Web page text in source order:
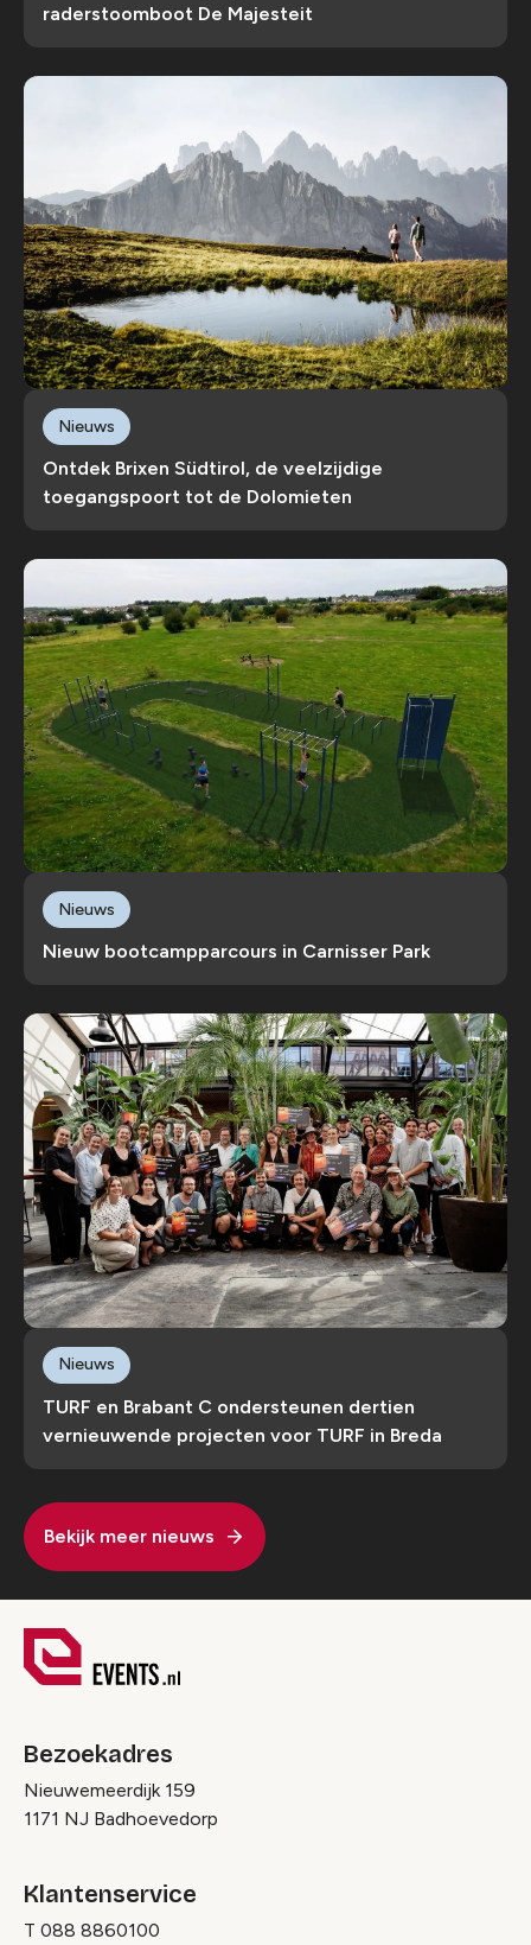
raderstoomboot De Majesteit
Ontdek Brixen Südtirol, de veelzijdige
toegangspoort tot de Dolomieten
Nieuws
Nieuw bootcampparcours in Carnisser Park
Nieuws
TURF en Brabant C ondersteunen dertien
vernieuwende projecten voor TURF in Breda
Nieuws
Bekijk meer nieuws
Bezoekadres
Nieuwemeerdijk 159
1171 NJ Badhoevedorp
Klantenservice
T 088 8860100